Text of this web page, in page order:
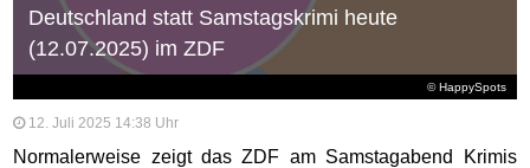
© HappySpots
Deutschland statt Samstagskrimi heute
(12.07.2025) im ZDF
12. Juli 2025 14:38 Uhr
Normalerweise zeigt das ZDF am Samstagabend Krimis